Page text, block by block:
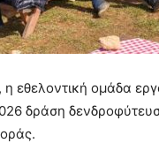
η εθελοντική ομάδα
δράση